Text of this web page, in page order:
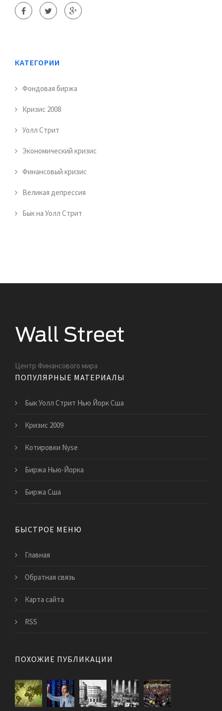
КАТЕГОРИИ
Фондовая биржа
Кризис 2008
Уолл Стрит
Экономический кризис
Финансовый кризис
Великая депрессия
Бык на Уолл Стрит
Центр Финансового мира
ПОПУЛЯРНЫЕ МАТЕРИАЛЫ
Бык Уолл Стрит Нью Йорк Сша
Кризис 2009
Котировки Nyse
Биржа Нью-Йорка
Биржа Сша
БЫСТРОЕ МЕНЮ
Главная
Обратная связь
Карта сайта
RSS
ПОХОЖИЕ ПУБЛИКАЦИИ